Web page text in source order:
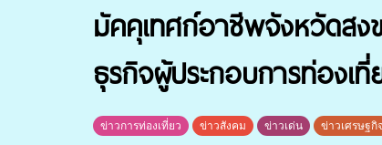
มัคคุเทศก์อาชีพจังหวัดสง
ธุรกิจผู้ประกอบการท่องเที่
ข่าวการท่องเที่ยว ข่าวสังคม ข่าวเด่น ข่าวเศรษฐกิจ